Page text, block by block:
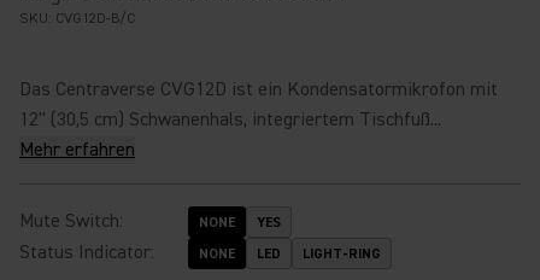
SKU: CVG12D-B/C
Das Centraverse CVG12D ist ein Kondensatormikrofon mit
12'' (30,5 cm) Schwanenhals, integriertem Tischfuß...
Mehr erfahren
Mute Switch: NONE YES
Status Indicator: NONE LED LIGHT-RING